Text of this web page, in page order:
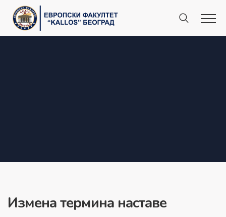
Измена термина наставе